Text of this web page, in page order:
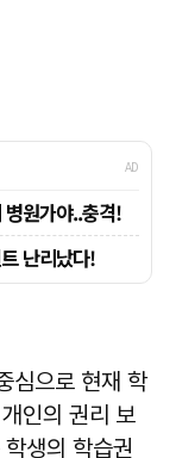
심으로 현재 학
인의 권리 보
생의 학습권